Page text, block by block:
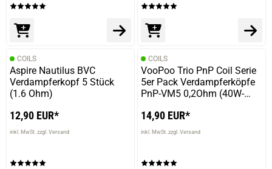
COILS
Aspire Nautilus BVC
Verdampferkopf 5 Stück
(1.6 Ohm)
12,90 EUR*
inkl. MwSt. zzgl. Versand
COILS
VooPoo Trio PnP Coil Serie
5er Pack Verdampferköpfe
PnP-VM5 0,2Ohm (40W-
14,90 EUR*
inkl. MwSt. zzgl. Versand